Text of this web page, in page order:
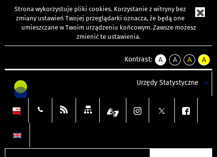
Strona wykorzystuje pliki cookies. Korzystanie z witryny bez
zmiany ustawień Twojej przeglądarki oznacza, że będą one
umieszczane w Twoim urządzeniu końcowym. Zawsze możesz
zmienić te ustawienia.
Kontrast:
A
kontrast
A
kontrast
tekst
czarnym
A
kontrast
tekst
czarnym
A
tekst
żółtym
Urzędy Statystyczne